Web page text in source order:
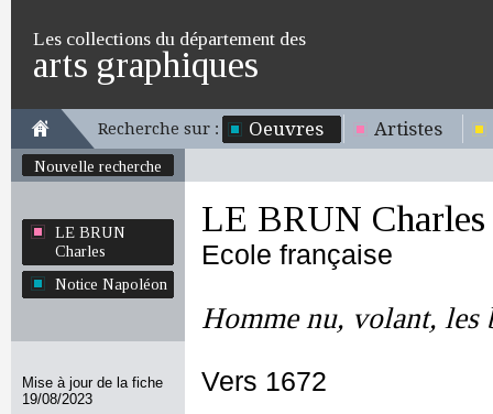
Les collections du département des
arts graphiques
Recherche sur : Oeuvres Artistes
Nouvelle recherche
LE BRUN
Charles
Notice Napoléon
Mise à jour de la fiche
19/08/2023
LE BRUN Charles
Ecole française
Homme nu, volant, les
Vers 1672